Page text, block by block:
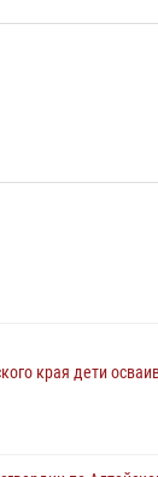
края дети